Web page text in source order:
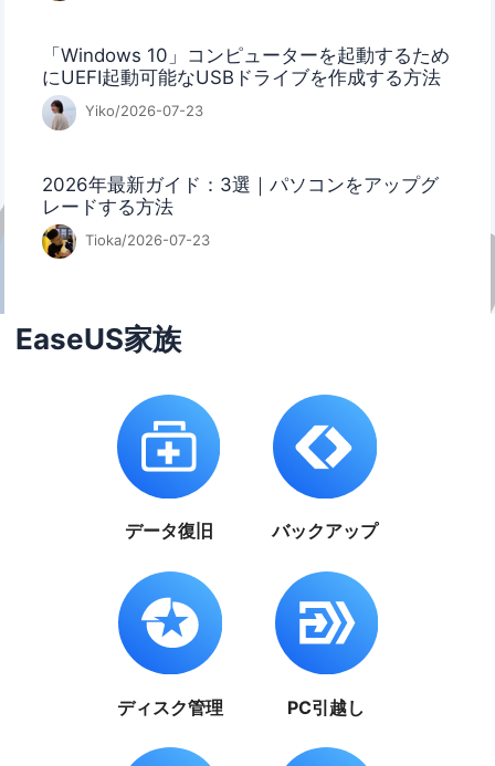
「Windows 10」コンピューターを起動するため
にUEFI起動可能なUSBドライブを作成する方法
Yiko/2026-07-23
2026年最新ガイド：3選｜パソコンをアップグ
レードする方法
Tioka/2026-07-23
EaseUS家族
データ復旧 バックアップ
ディスク管理 PC引越し